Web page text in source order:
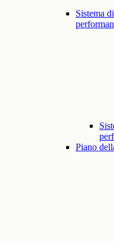
Sistema
Piano